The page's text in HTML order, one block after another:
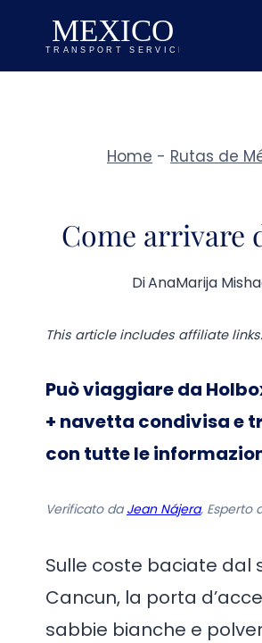
contenuto
Home - Rutas de
Come arrivare
DiAnaMarija
This article includes affiliate
Può viaggiare da
+ navetta condivisa e
con tutte le
Verificato da Jean Nájera, Esperto
Sulle coste baciate dal
Cancun, la porta
sabbie bianche e